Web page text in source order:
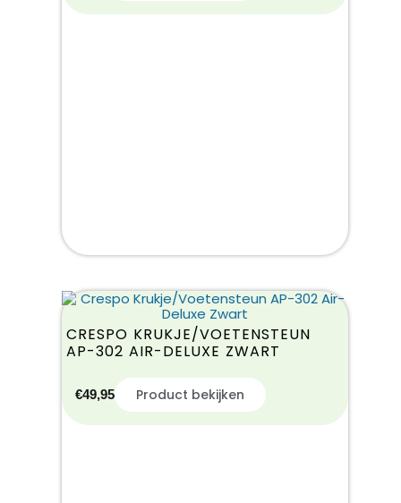
CRESPO KRUKJE/VOETENSTEUN
AP-302 AIR-DELUXE ZWART
€49,95 Product bekijken